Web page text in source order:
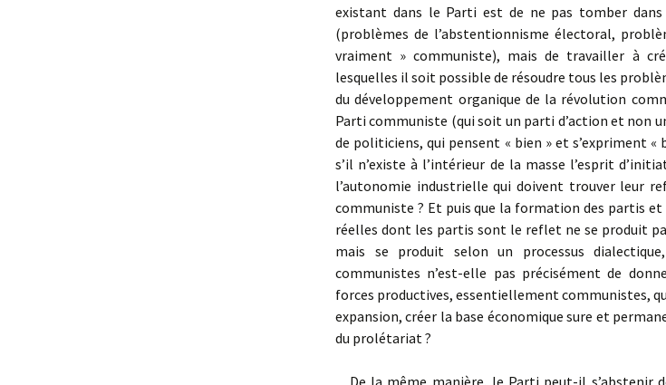
existant dans le Parti est de ne pas tomber
(problèmes de l’abstentionnisme électoral,
vraiment » communiste), mais de travailler à
lesquelles il soit possible de résoudre tous les
du développement organique de la révolution
Parti communiste (qui soit un parti d’action et non
de politiciens, qui pensent « bien » et s’expriment
s’il n’existe à l’intérieur de la masse l’esprit
l’autonomie industrielle qui doivent trouver leur
communiste ? Et puis que la formation des partis et
réelles dont les partis sont le reflet ne se produit
mais se produit selon un processus
communistes n’est-elle pas précisément de
forces productives, essentiellement communistes,
expansion, créer la base économique sure et
du prolétariat ?
De la même manière, le Parti peut-il s’abstenir